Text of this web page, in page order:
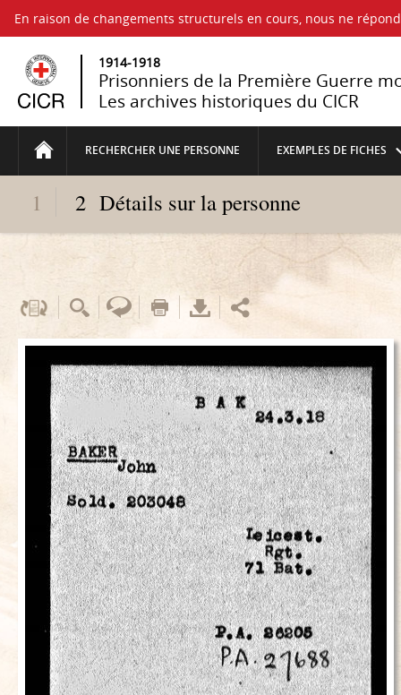
En raison de changements structurels en cours, nous ne
1914-1918
Prisonniers de la Première Guerre
Les archives historiques du CICR
RECHERCHER UNE PERSONNE EXEMPLES DE FICHES
1 2 Détails sur la personne